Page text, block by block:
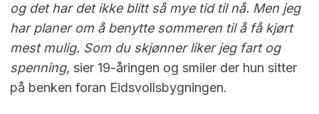
og det har det ikke blitt så mye tid til nå. Men jeg
har planer om å benytte sommeren til å få kjørt
mest mulig. Som du skjønner liker jeg fart og
spenning, sier 19-åringen og smiler der hun sitter
på benken foran Eidsvollsbygningen.